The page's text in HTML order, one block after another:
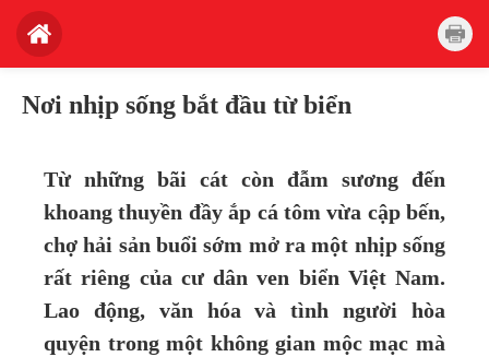
Nơi nhịp sống bắt đầu từ biển
Từ những bãi cát còn đẫm sương đến
khoang thuyền đầy ắp cá tôm vừa cập bến,
chợ hải sản buổi sớm mở ra một nhịp sống
rất riêng của cư dân ven biển Việt Nam.
Lao động, văn hóa và tình người hòa
quyện trong một không gian mộc mạc mà